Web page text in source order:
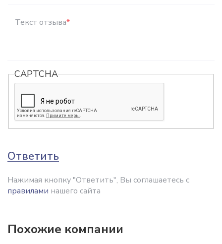
Текст отзыва*
CAPTCHA
Ответить
Нажимая кнопку "Ответить", Вы соглашаетесь с
правилами нашего сайта
Похожие компании